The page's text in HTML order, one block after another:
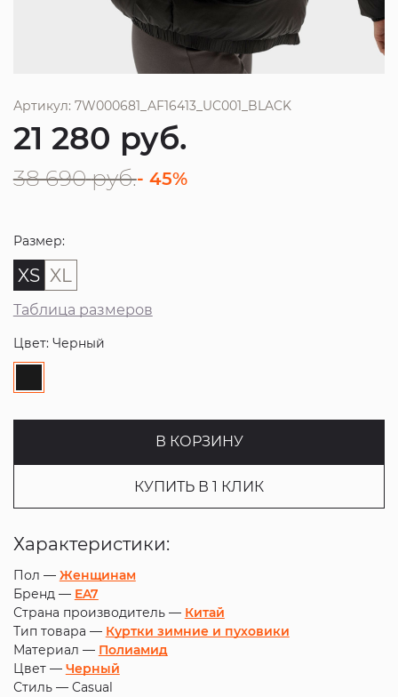
Артикул: 7W000681_AF16413_UC001_BLACK
21 280 руб.
38 690 руб.- 45%
Размер:
XS XL
Таблица размеров
Цвет: Черный
В КОРЗИНУ
КУПИТЬ В 1 КЛИК
Характеристики:
Пол — Женщинам
Бренд — EA7
Страна производитель — Китай
Тип товара — Куртки зимние и пуховики
Материал — Полиамид
Цвет — Черный
Стиль — Casual